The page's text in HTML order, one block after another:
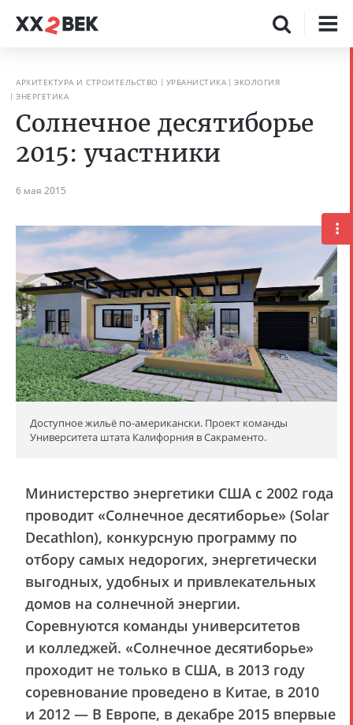
АРХИТЕКТУРА И СТРОИТЕЛЬСТВО УРБАНИСТИКА
ЭКОЛОГИЯ
ЭНЕРГЕТИКА
Солнечное десятиборье
2015: участники
6 мая 2015
Доступное жильё по-американски. Проект команды
Университета штата Калифорния в Сакраменто.
Министерство энергетики США с 2002 года
проводит «Солнечное десятиборье» (Solar
Decathlon), конкурсную программу по
отбору самых недорогих, энергетически
выгодных, удобных и привлекательных
домов на солнечной энергии.
Соревнуются команды университетов
и колледжей. «Солнечное десятиборье»
проходит не только в США, в 2013 году
соревнование проведено в Китае, в 2010
и 2012 — В Европе, в декабре 2015 впервые